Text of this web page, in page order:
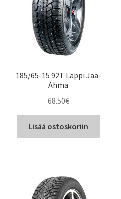
185/65-15 92T Lappi Jää-
Ahma
68.50€
Lisää ostoskoriin